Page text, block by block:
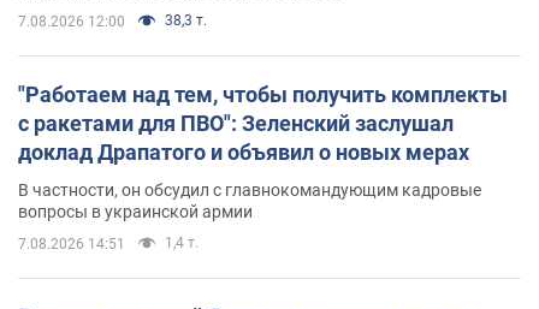
7.08.2026 12:00 38,3 т.
"Работаем над тем, чтобы получить комплекты
с ракетами для ПВО": Зеленский заслушал
доклад Драпатого и объявил о новых мерах
В частности, он обсудил с главнокомандующим кадровые
вопросы в украинской армии
7.08.2026 14:51 1,4 т.